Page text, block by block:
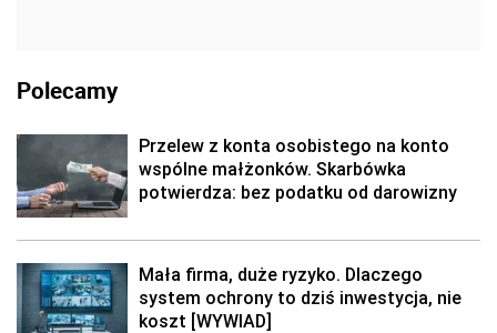
Polecamy
Przelew z konta osobistego na konto
wspólne małżonków. Skarbówka
potwierdza: bez podatku od darowizny
Mała firma, duże ryzyko. Dlaczego
system ochrony to dziś inwestycja, nie
koszt [WYWIAD]